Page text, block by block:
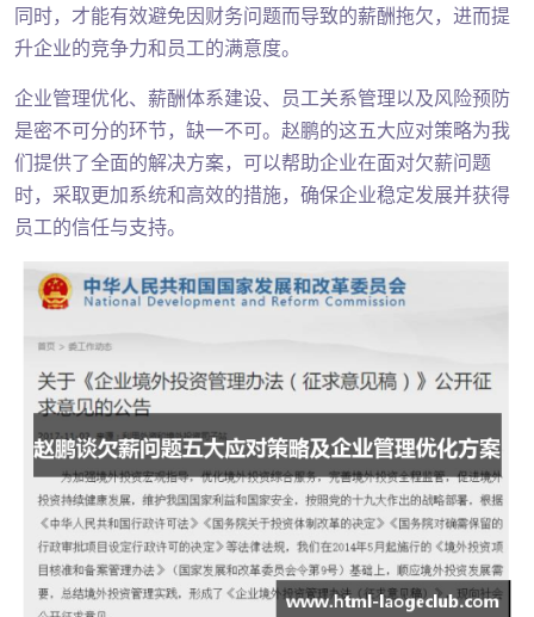
同时，才能有效避免因财务问题而导致的薪酬拖欠，进而提
升企业的竞争力和员工的满意度。
企业管理优化、薪酬体系建设、员工关系管理以及风险预防
是密不可分的环节，缺一不可。赵鹏的这五大应对策略为我
们提供了全面的解决方案，可以帮助企业在面对欠薪问题
时，采取更加系统和高效的措施，确保企业稳定发展并获得
员工的信任与支持。